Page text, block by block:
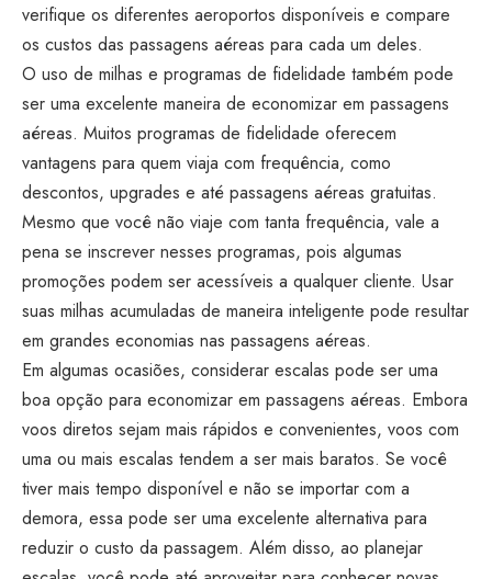
verifique os diferentes aeroportos disponíveis e compare
os custos das passagens aéreas para cada um deles.
O uso de milhas e programas de fidelidade também pode
ser uma excelente maneira de economizar em passagens
aéreas. Muitos programas de fidelidade oferecem
vantagens para quem viaja com frequência, como
descontos, upgrades e até passagens aéreas gratuitas.
Mesmo que você não viaje com tanta frequência, vale a
pena se inscrever nesses programas, pois algumas
promoções podem ser acessíveis a qualquer cliente. Usar
suas milhas acumuladas de maneira inteligente pode resultar
em grandes economias nas passagens aéreas.
Em algumas ocasiões, considerar escalas pode ser uma
boa opção para economizar em passagens aéreas. Embora
voos diretos sejam mais rápidos e convenientes, voos com
uma ou mais escalas tendem a ser mais baratos. Se você
tiver mais tempo disponível e não se importar com a
demora, essa pode ser uma excelente alternativa para
reduzir o custo da passagem. Além disso, ao planejar